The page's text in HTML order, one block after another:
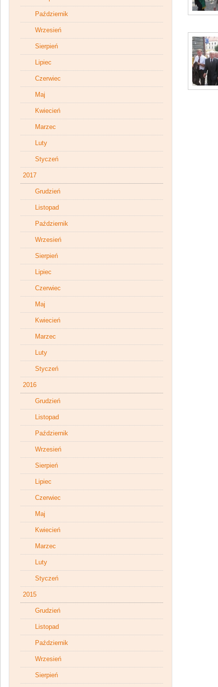
Październik
Wrzesień
Sierpień
Lipiec
Czerwiec
Maj
Kwiecień
Marzec
Luty
Styczeń
2017
Grudzień
Listopad
Październik
Wrzesień
Sierpień
Lipiec
Czerwiec
Maj
Kwiecień
Marzec
Luty
Styczeń
2016
Grudzień
Listopad
Październik
Wrzesień
Sierpień
Lipiec
Czerwiec
Maj
Kwiecień
Marzec
Luty
Styczeń
2015
Grudzień
Listopad
Październik
Wrzesień
Sierpień